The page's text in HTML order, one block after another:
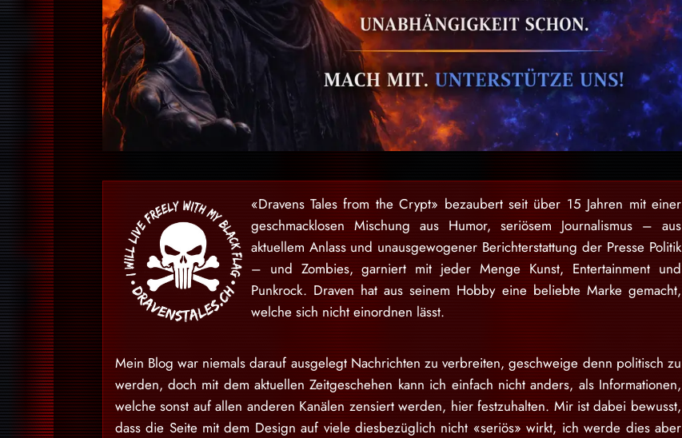
«Dravens Tales from the Crypt» bezaubert seit über 15 Jahren mit einer
geschmacklosen Mischung aus Humor, seriösem Journalismus – aus
aktuellem Anlass und unausgewogener Berichterstattung der Presse Politik
– und Zombies, garniert mit jeder Menge Kunst, Entertainment und
Punkrock. Draven hat aus seinem Hobby eine beliebte Marke gemacht,
welche sich nicht einordnen lässt.
Mein Blog war niemals darauf ausgelegt Nachrichten zu verbreiten, geschweige denn politisch zu
werden, doch mit dem aktuellen Zeitgeschehen kann ich einfach nicht anders, als Informationen,
welche sonst auf allen anderen Kanälen zensiert werden, hier festzuhalten. Mir ist dabei bewusst,
dass die Seite mit dem Design auf viele diesbezüglich nicht «seriös» wirkt, ich werde dies aber